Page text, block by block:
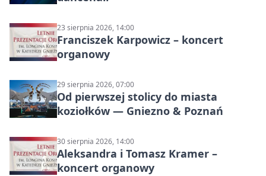
23 sierpnia 2026, 14:00
Franciszek Karpowicz – koncert
organowy
29 sierpnia 2026, 07:00
Od pierwszej stolicy do miasta
koziołków — Gniezno & Poznań
30 sierpnia 2026, 14:00
Aleksandra i Tomasz Kramer –
koncert organowy